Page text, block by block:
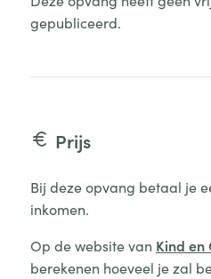
gepubliceerd.
Prijs
Bij deze opvang betaal je
inkomen.
Op de website van Kind en
berekenen hoeveel je zal